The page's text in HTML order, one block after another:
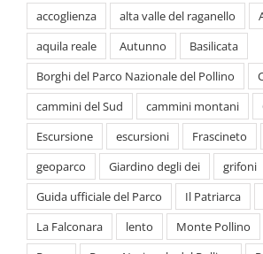
Borghi del Parco Nazionale del Pollino
cammini del Sud
cammini montani
Escursione
escursioni Frascineto
geoparco
Giardino degli dei grifoni
Guida ufficiale del Parco
Il Patriarca
La Falconara
lento Monte Pollino
Parco
Parco Nazionale del Pollino
Patrimonio culturale italiano
piano
Pietra Campanara
Pollino